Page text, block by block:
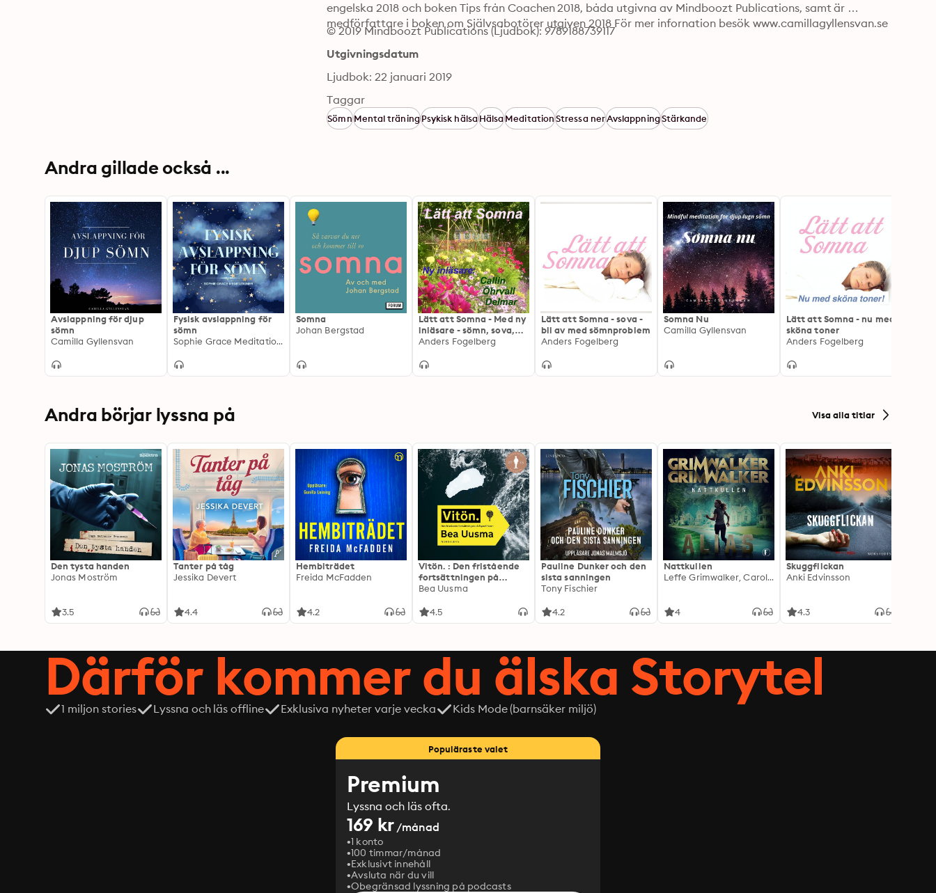
engelska 2018 och boken Tips från Coachen 2018, båda utgivna av Mindboozt Publications, samt är
medförfattare i boken om Självsabotörer utgiven 2018 För mer infornation besök www.camillagyllensvan.se
© 2019 Mindboozt Publications (Ljudbok): 9789188739117
Utgivningsdatum
Ljudbok: 22 januari 2019
Taggar
SömnMental träningPsykisk hälsaHälsaMeditationStressa nerAvslappningStärkande
Andra gillade också ...
Avslappning för djup
sömn
Camilla Gyllensvan
Fysisk avslappning för
sömn
Sophie Grace Meditationer, Sophie Påhlsson
Somna
Johan Bergstad
Lätt att Somna - Med ny
inläsare - sömn, sova,
sömnproblem : Inläsare:
Anders Fogelberg
Lätt att Somna - sova -
bli av med sömnproblem
Anders Fogelberg
Somna Nu
Camilla Gyllensvan
Lätt att Somna - nu med
sköna toner
Anders Fogelberg
Andra börjar lyssna på Visa alla titlar
Den tysta handen
Jonas Moström
3.5
Tanter på tåg
Jessika Devert
4.4
Hembiträdet
Freida McFadden
4.2
Vitön. : Den fristående
fortsättningen på
Expeditionen
Bea Uusma
4.5
Pauline Dunker och den
sista sanningen
Tony Fischier
4.2
Nattkullen
Leffe Grimwalker, Caroline Grimwalker
4
Skuggflickan
Anki Edvinsson
4.3
Därför kommer du älska Storytel
1 miljon stories Lyssna och läs offline Exklusiva nyheter varje vecka Kids Mode (barnsäker miljö)
Populäraste valet
Premium
Lyssna och läs ofta.
169 kr/månad
1 konto
100 timmar/månad
Exklusivt innehåll
Avsluta när du vill
Obegränsad lyssning på podcasts